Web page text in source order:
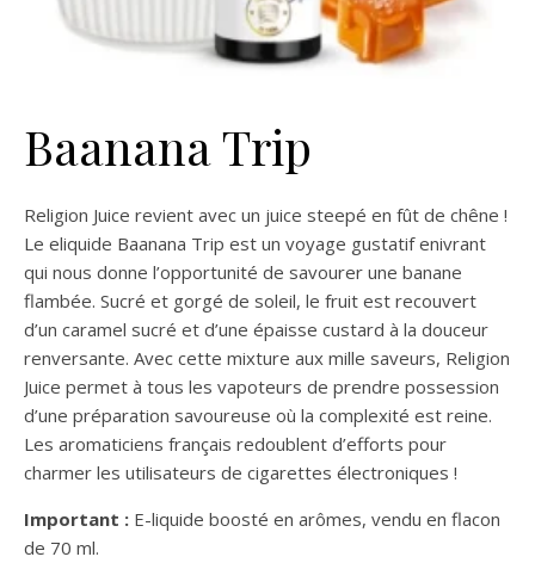
Baanana Trip
Religion Juice revient avec un juice steepé en fût de chêne !
Le eliquide Baanana Trip est un voyage gustatif enivrant
qui nous donne l’opportunité de savourer une banane
flambée. Sucré et gorgé de soleil, le fruit est recouvert
d’un caramel sucré et d’une épaisse custard à la douceur
renversante. Avec cette mixture aux mille saveurs, Religion
Juice permet à tous les vapoteurs de prendre possession
d’une préparation savoureuse où la complexité est reine.
Les aromaticiens français redoublent d’efforts pour
charmer les utilisateurs de cigarettes électroniques !
Important : E-liquide boosté en arômes, vendu en flacon
de 70 ml.